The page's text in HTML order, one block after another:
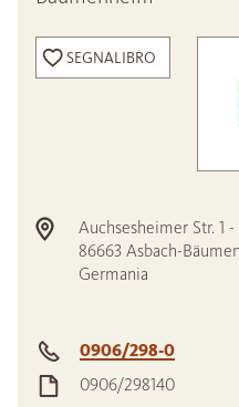
SEGNALIBRO
Auchsesheimer Str. 1 -
86663 Asbach-
Germania
0906/298-0
0906/298140